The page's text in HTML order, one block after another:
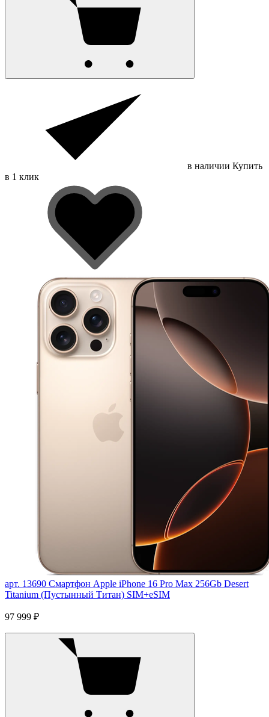
в наличии Купить
в 1 клик
арт. 13690 Смартфон Apple iPhone 16 Pro Max 256Gb Desert
Titanium (Пустынный Титан) SIM+eSIM
97 999 ₽